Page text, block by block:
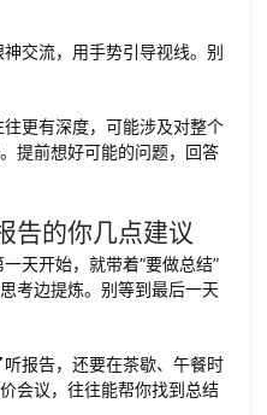
交流，用手势引导视线。别
更有深度，可能涉及对整个
提前想好可能的问题，回答
告的你几点建议
一天开始，就带着“要做总结”
考边提炼。别等到最后一天
听报告，还要在茶歇、午餐时
会议，往往能帮你找到总结